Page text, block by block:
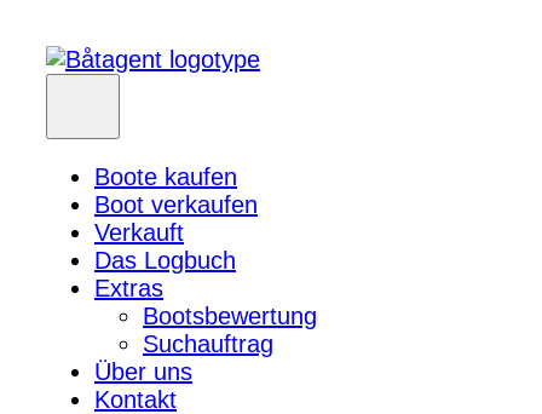
Boote kaufen
Boot verkaufen
Verkauft
Das Logbuch
Extras
Bootsbewertung
Suchauftrag
Über uns
Kontakt